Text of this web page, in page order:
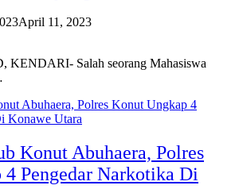
April 11, 2023
Salah seorang Mahasiswa
Konut Abuhaera, Polres
Pengedar Narkotika Di